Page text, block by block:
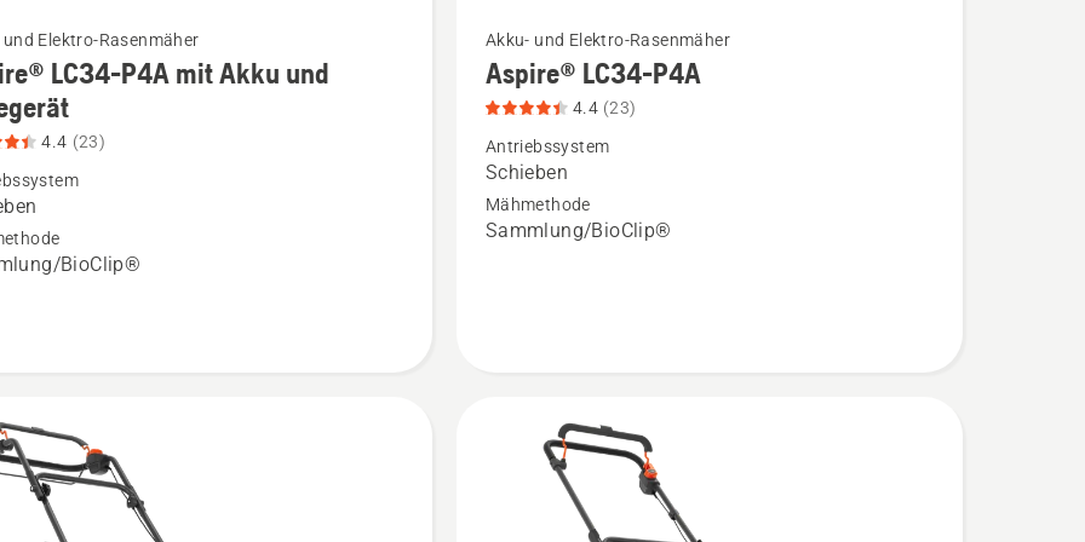
und Elektro-Rasenmäher
LC34-P4A mit Akku und
4.4 (23)
BioClip®
Mehr
Details
Aspire®
LC34-
P4A
Akku- und Elektro-Rasenmäher
Aspire® LC34-P4A
4.4 (23)
Antriebssystem
Schieben
Mähmethode
Sammlung/BioClip®